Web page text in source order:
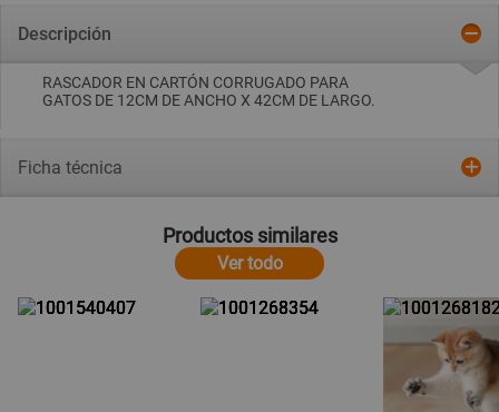
Descripción
RASCADOR EN CARTÓN CORRUGADO PARA
GATOS DE 12CM DE ANCHO X 42CM DE LARGO.
Ficha técnica
Productos similares
Ver todo